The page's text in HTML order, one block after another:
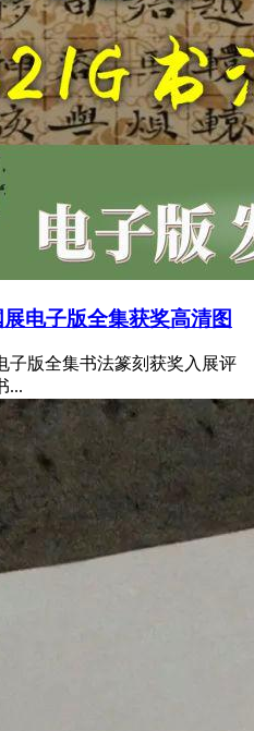
电子版全集获奖高清图
子版全集书法篆刻获奖入展评
...